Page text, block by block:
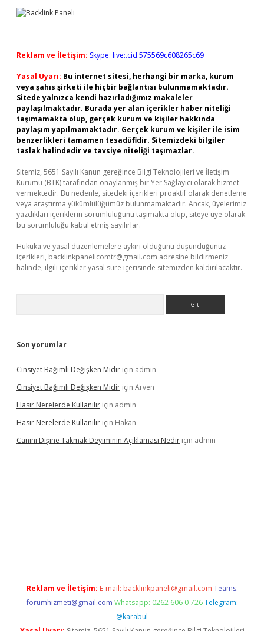
Reklam ve İletişim: Skype: live:.cid.575569c608265c69
Yasal Uyarı: Bu internet sitesi, herhangi bir marka, kurum
veya şahıs şirketi ile hiçbir bağlantısı bulunmamaktadır.
Sitede yalnızca kendi hazırladığımız makaleler
paylaşılmaktadır. Burada yer alan içerikler haber niteliği
taşımamakta olup, gerçek kurum ve kişiler hakkında
paylaşım yapılmamaktadır. Gerçek kurum ve kişiler ile isim
benzerlikleri tamamen tesadüfidir. Sitemizdeki bilgiler
taslak halindedir ve tavsiye niteliği taşımazlar.
Sitemiz, 5651 Sayılı Kanun gereğince Bilgi Teknolojileri ve İletişim
Kurumu (BTK) tarafından onaylanmış bir Yer Sağlayıcı olarak hizmet
vermektedir. Bu nedenle, sitedeki içerikleri proaktif olarak denetleme
veya araştırma yükümlülüğümüz bulunmamaktadır. Ancak, üyelerimiz
yazdıkları içeriklerin sorumluluğunu taşımakta olup, siteye üye olarak
bu sorumluluğu kabul etmiş sayılırlar.
Hukuka ve yasal düzenlemelere aykırı olduğunu düşündüğünüz
içerikleri, backlinkpanelicomtr@gmail.com adresine bildirmeniz
halinde, ilgili içerikler yasal süre içerisinde sitemizden kaldırılacaktır.
Son yorumlar
Cinsiyet Bağımlı Değişken Midir için admin
Cinsiyet Bağımlı Değişken Midir için Arven
Hasır Nerelerde Kullanılır için admin
Hasır Nerelerde Kullanılır için Hakan
Canını Dişine Takmak Deyiminin Açıklaması Nedir için admin
Reklam ve İletişim: E-mail: backlinkpaneli@gmail.com Teams:
forumhizmeti@gmail.com Whatsapp: 0262 606 0 726 Telegram:
@karabul